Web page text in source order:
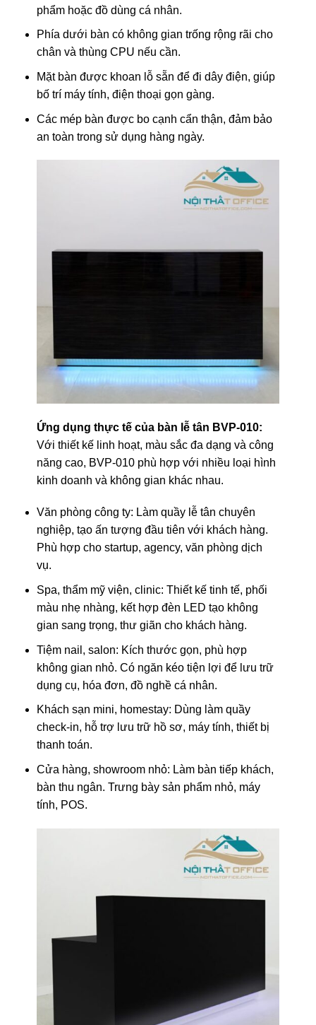
phẩm hoặc đồ dùng cá nhân.
Phía dưới bàn có không gian trống rộng rãi cho
chân và thùng CPU nếu cần.
Mặt bàn được khoan lỗ sẵn để đi dây điện, giúp
bố trí máy tính, điện thoại gọn gàng.
Các mép bàn được bo cạnh cẩn thận, đảm bảo
an toàn trong sử dụng hàng ngày.
Ứng dụng thực tế của bàn lễ tân BVP-010:
Với thiết kế linh hoạt, màu sắc đa dạng và công
năng cao, BVP-010 phù hợp với nhiều loại hình
kinh doanh và không gian khác nhau.
Văn phòng công ty: Làm quầy lễ tân chuyên
nghiệp, tạo ấn tượng đầu tiên với khách hàng.
Phù hợp cho startup, agency, văn phòng dịch
vụ.
Spa, thẩm mỹ viện, clinic: Thiết kế tinh tế, phối
màu nhẹ nhàng, kết hợp đèn LED tạo không
gian sang trọng, thư giãn cho khách hàng.
Tiệm nail, salon: Kích thước gọn, phù hợp
không gian nhỏ. Có ngăn kéo tiện lợi để lưu trữ
dụng cụ, hóa đơn, đồ nghề cá nhân.
Khách sạn mini, homestay: Dùng làm quầy
check-in, hỗ trợ lưu trữ hồ sơ, máy tính, thiết bị
thanh toán.
Cửa hàng, showroom nhỏ: Làm bàn tiếp khách,
bàn thu ngân. Trưng bày sản phẩm nhỏ, máy
tính, POS.